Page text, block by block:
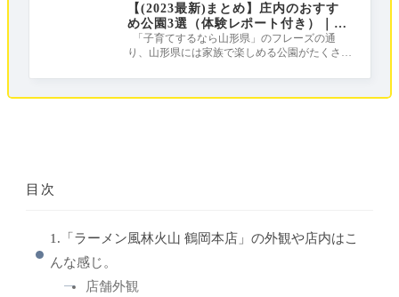
【(2023最新)まとめ】庄内のおすす
め公園3選（体験レポート付き）｜庄
内は公園天国だ！！！
「子育てするなら山形県」のフレーズの通
り、山形県には家族で楽しめる公園がたくさん
目次
1.「ラーメン風林火山 鶴岡本店」の外観や店内はこ
んな感じ。
店舗外観